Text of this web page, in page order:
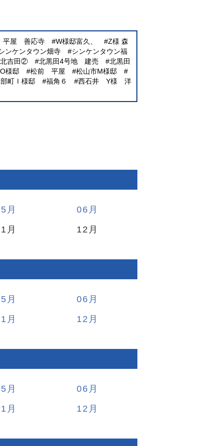
平屋 善応寺 W様邸富久、
Z様 森
ンケンタウン畑寺
シンケンタウン福
北吉田②
北黒田4号地 建売
北黒田
様邸
松前 平屋
松山市M様邸
町Ｉ様邸
福角６ 西石井 Y様 洋
06
12
06
12
06
12